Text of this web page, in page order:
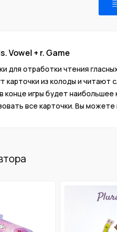
Vowel + r. Game
для отработки чтения
карточки из колоды и
конце игры будет наибольшее
все карточки. Вы